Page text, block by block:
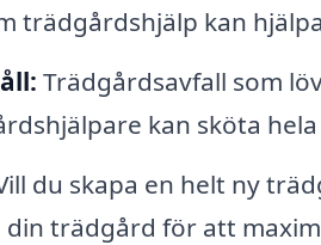
trädgårdshjälp kan
Trädgårdsavfall som
kan sköta
du skapa en helt ny
trädgård för att